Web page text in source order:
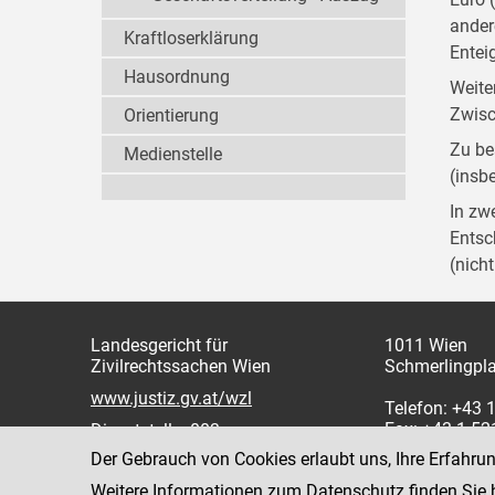
Zu
In
Kraftloserklärung
Hausordnung
Orientierung
Medienstelle
Landesgericht für
Zivilrechtssachen Wien
www.justiz.gv.at/wzl
Dienststelle: 003
1011 Wien
Telefon: +43
Fax: +43 1
Der Gebrauch von Cookies erlaubt uns, Ihre